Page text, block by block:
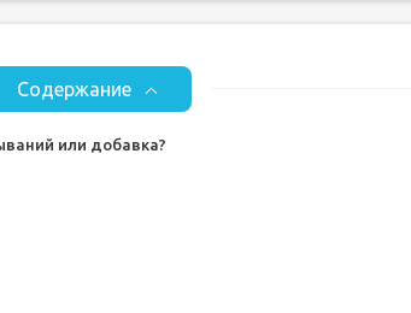
Содержание
или добавка?